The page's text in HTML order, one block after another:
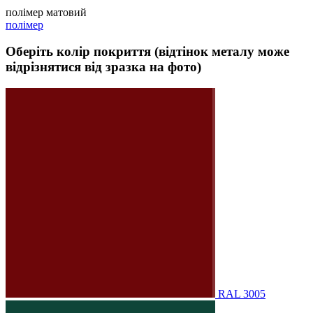
полімер матовий
полімер
Оберіть колір покриття (відтінок металу може
відрізнятися від зразка на фото)
RAL 3005